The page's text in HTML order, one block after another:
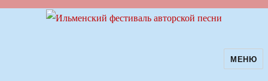
Ильменский фестиваль авторскойМЕНЮ